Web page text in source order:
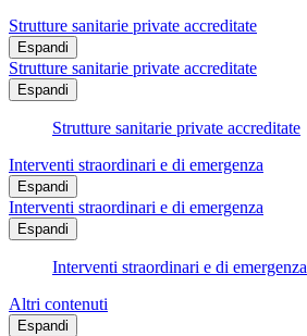
Strutture sanitarie private accreditate
Espandi
Strutture sanitarie private accreditate
Espandi
Strutture sanitarie private accreditate
Interventi straordinari e di emergenza
Espandi
Interventi straordinari e di emergenza
Espandi
Interventi straordinari e di emergenza
Altri contenuti
Espandi